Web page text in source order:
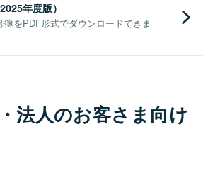
年度版）
をPDF形式でダウンロードできま
法人のお客さま向け